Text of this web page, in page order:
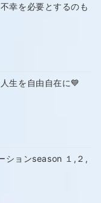
幸を必要とするのも
生を自由自在に💙
ションseason １,２,